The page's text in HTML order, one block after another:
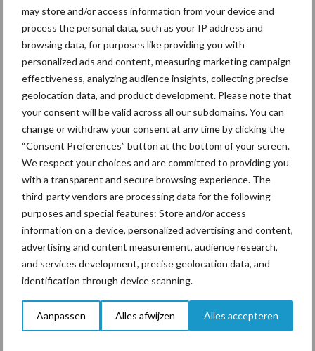
may store and/or access information from your device and
process the personal data, such as your IP address and
browsing data, for purposes like providing you with
personalized ads and content, measuring marketing campaign
effectiveness, analyzing audience insights, collecting precise
geolocation data, and product development. Please note that
your consent will be valid across all our subdomains. You can
change or withdraw your consent at any time by clicking the
“Consent Preferences” button at the bottom of your screen.
We respect your choices and are committed to providing you
with a transparent and secure browsing experience. The
third-party vendors are processing data for the following
purposes and special features: Store and/or access
information on a device, personalized advertising and content,
advertising and content measurement, audience research,
and services development, precise geolocation data, and
identification through device scanning.
Aanpassen Alles afwijzen Alles accepteren
Tien praktische tips voor
een langere levensduur
“Vraag naar praktische
hygieneoplossingen is in
Polen groter dan ooit”
Themapagina's
Diergezondheid Bemesting